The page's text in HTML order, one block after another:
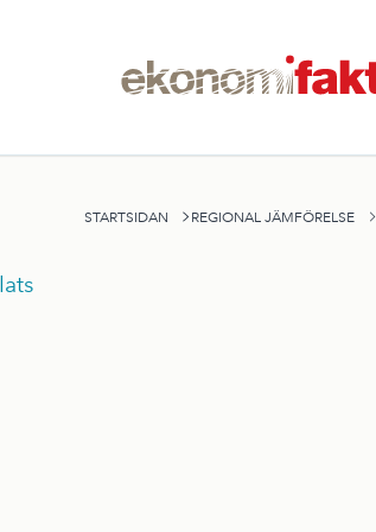
STARTSIDAN REGIONAL JÄMFÖRELSE